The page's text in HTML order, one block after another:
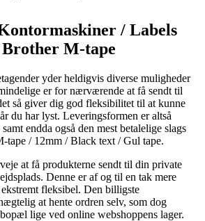
/ Labels
M-tape
yder heldigvis diverse muligheder
er for nærværende at få sendt til
så giver dig god fleksibilitet til at kunne
du har lyst. Leveringsformen er altså
endda også den mest betalelige slags
tape / 12mm / Black text / Gul tape.
at få produkterne sendt til din private
Denne er af og til en tak mere
fleksibel. Den billigste
at hente ordren selv, som dog
lige ved online webshoppens lager.